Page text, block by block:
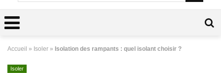
Accueil » Isoler » Isolation des rampants : quel isolant choisir ?
Isoler